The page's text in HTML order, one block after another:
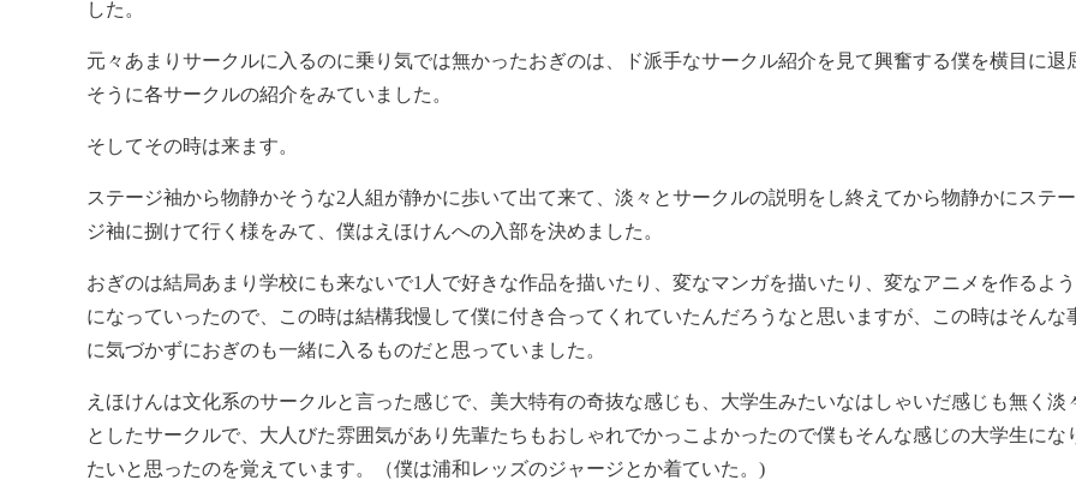
した。
元々あまりサークルに入るのに乗り気では無かったおぎのは、ド派手なサークル紹介を見て興奮する僕を横目に退
そうに各サークルの紹介をみていました。
そしてその時は来ます。
ステージ袖から物静かそうな2人組が静かに歩いて出て来て、淡々とサークルの説明をし終えてから物静かにステー
ジ袖に捌けて行く様をみて、僕はえほけんへの入部を決めました。
おぎのは結局あまり学校にも来ないで1人で好きな作品を描いたり、変なマンガを描いたり、変なアニメを作るよう
になっていったので、この時は結構我慢して僕に付き合ってくれていたんだろうなと思いますが、この時はそんな
に気づかずにおぎのも一緒に入るものだと思っていました。
えほけんは文化系のサークルと言った感じで、美大特有の奇抜な感じも、大学生みたいなはしゃいだ感じも無く淡
としたサークルで、大人びた雰囲気があり先輩たちもおしゃれでかっこよかったので僕もそんな感じの大学生にな
たいと思ったのを覚えています。（僕は浦和レッズのジャージとか着ていた。)